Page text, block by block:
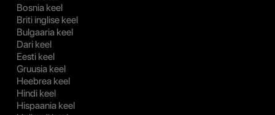
Bosnia keel
Briti inglise keel
Bulgaaria keel
Dari keel
Eesti keel
Gruusia keel
Heebrea keel
Hindi keel
Hispaania keel